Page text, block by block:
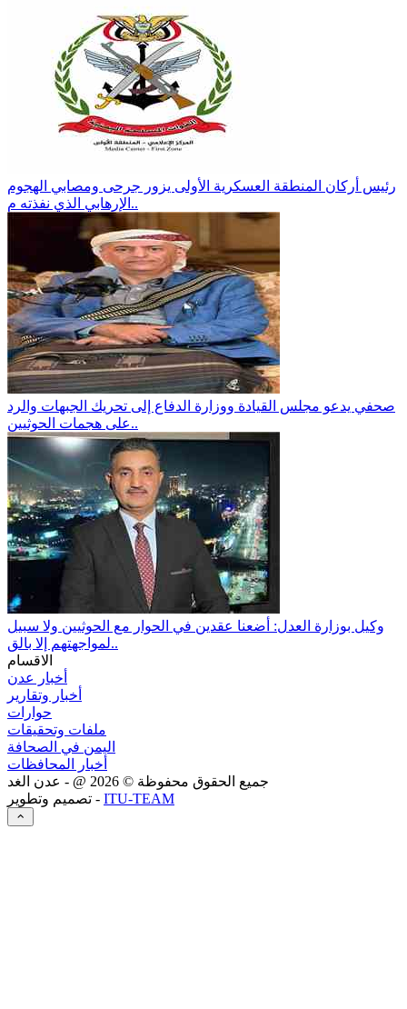
رئيس أركان المنطقة العسكرية الأولى يزور جرحى ومصابي الهجوم
الإرهابي الذي نفذته م..
صحفي يدعو مجلس القيادة ووزارة الدفاع إلى تحريك الجبهات والرد
على هجمات الحوثيين..
وكيل بوزارة العدل: أضعنا عقدين في الحوار مع الحوثيين ولا سبيل
لمواجهتهم إلا بالق..
الاقسام
أخبار عدن
أخبار وتقارير
حوارات
ملفات وتحقيقات
اليمن في الصحافة
أخبار المحافظات
جميع الحقوق محفوظة © 2026 @ - عدن الغد
تصميم وتطوير - ITU-TEAM